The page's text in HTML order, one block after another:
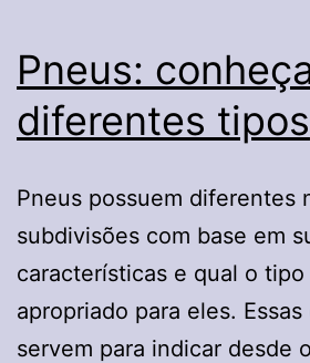
Pneus:
diferentes tipos
Pneus possuem diferentes
subdivisões com base em
características e qual o
apropriado para eles.
servem para indicar desde